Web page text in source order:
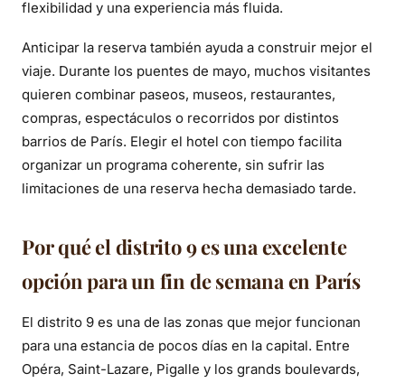
flexibilidad y una experiencia más fluida.
Anticipar la reserva también ayuda a construir mejor el
viaje. Durante los puentes de mayo, muchos visitantes
quieren combinar paseos, museos, restaurantes,
compras, espectáculos o recorridos por distintos
barrios de París. Elegir el hotel con tiempo facilita
organizar un programa coherente, sin sufrir las
limitaciones de una reserva hecha demasiado tarde.
Por qué el distrito 9 es una excelente
opción para un fin de semana en París
El distrito 9 es una de las zonas que mejor funcionan
para una estancia de pocos días en la capital. Entre
Opéra, Saint-Lazare, Pigalle y los grands boulevards,